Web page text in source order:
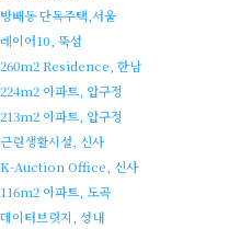
방배동 단독주택,서울
레이어10, 뚝섬
260m2 Residence, 한남
224m2 아파트, 압구정
213m2 아파트, 압구정
근린생활시설, 신사
K-Auction Office, 신사
116m2 아파트, 도곡
데이터브릿지, 성내